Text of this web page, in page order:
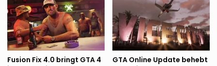
Fusion Fix 4.0 bringt GTA 4
GTA Online Update behebt